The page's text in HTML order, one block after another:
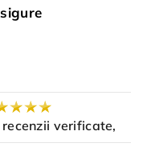
verificate,